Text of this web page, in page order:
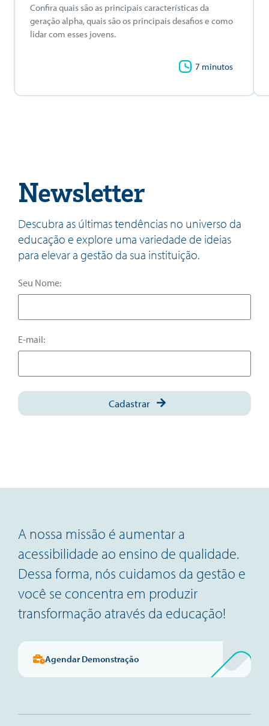
Confira quais são as principais características da
geração alpha, quais são os principais desafios e como
lidar com esses jovens.
7 minutos
Newsletter
Descubra as últimas tendências no universo da
educação e explore uma variedade de ideias
para elevar a gestão da sua instituição.
Seu Nome:
E-mail:
Cadastrar
A nossa missão é aumentar a
acessibilidade ao ensino de qualidade.
Dessa forma, nós cuidamos da gestão e
você se concentra em produzir
transformação através da educação!
Agendar Demonstração